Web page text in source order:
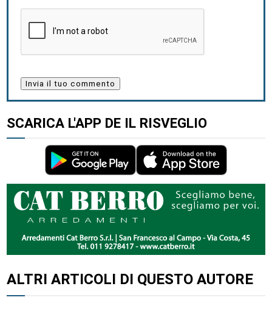
SCARICA L'APP DE IL RISVEGLIO
ALTRI ARTICOLI DI QUESTO AUTORE